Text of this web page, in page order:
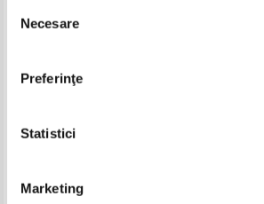
consimțământului
Necesare
Preferinţe
Statistici
Marketing
Pret: